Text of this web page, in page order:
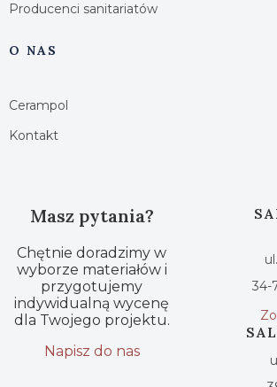
Producenci sanitariatów
O NAS
Cerampol
Kontakt
Masz pytania?
Chętnie doradzimy w
wyborze materiałów i
przygotujemy
indywidualną wycenę
dla Twojego projektu.
Napisz do nas
34-